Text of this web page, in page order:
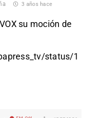
3 años hace
su moción de
status/1